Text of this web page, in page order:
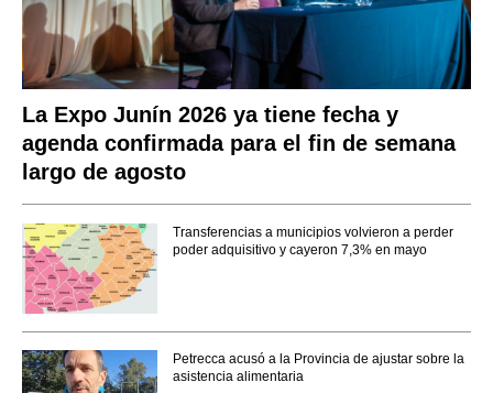
La Expo Junín 2026 ya tiene fecha y
agenda confirmada para el fin de semana
largo de agosto
Transferencias a municipios volvieron a perder
poder adquisitivo y cayeron 7,3% en mayo
Petrecca acusó a la Provincia de ajustar sobre la
asistencia alimentaria